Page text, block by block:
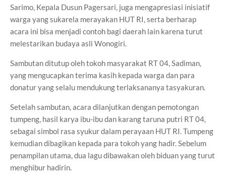
Sarimo, Kepala Dusun Pagersari, juga mengapresiasi inisiatif
warga yang sukarela merayakan HUT RI, serta berharap
acara ini bisa menjadi contoh bagi daerah lain karena turut
melestarikan budaya asli Wonogiri.
Sambutan ditutup oleh tokoh masyarakat RT 04, Sadiman,
yang mengucapkan terima kasih kepada warga dan para
donatur yang selalu mendukung terlaksananya tasyakuran.
Setelah sambutan, acara dilanjutkan dengan pemotongan
tumpeng, hasil karya ibu-ibu dan karang taruna putri RT 04,
sebagai simbol rasa syukur dalam perayaan HUT RI. Tumpeng
kemudian dibagikan kepada para tokoh yang hadir. Sebelum
penampilan utama, dua lagu dibawakan oleh biduan yang turut
menghibur hadirin.